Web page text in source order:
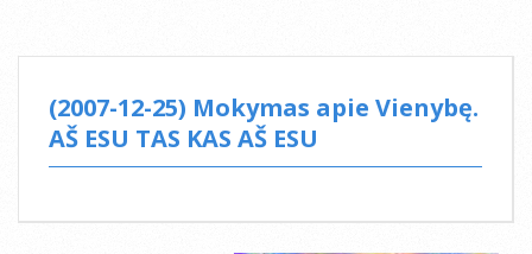
(2007-12-25) Mokymas apie Vienybę.
AŠ ESU TAS KAS AŠ ESU